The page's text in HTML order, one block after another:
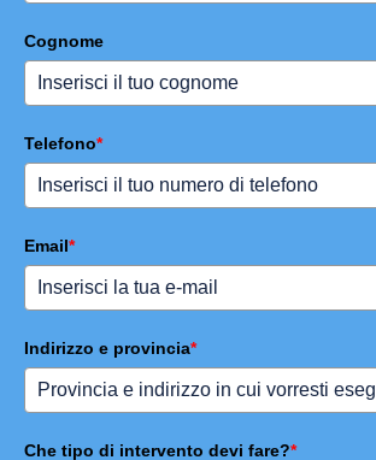
Cognome
Telefono*
Email*
Indirizzo e provincia*
Che tipo di intervento devi fare?*